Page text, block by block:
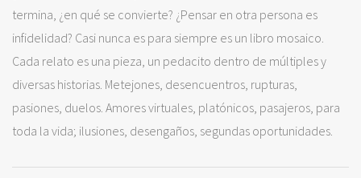
termina, ¿en qué se convierte? ¿Pensar en otra persona es
infidelidad? Casi nunca es para siempre es un libro mosaico.
Cada relato es una pieza, un pedacito dentro de múltiples y
diversas historias. Metejones, desencuentros, rupturas,
pasiones, duelos. Amores virtuales, platónicos, pasajeros, para
toda la vida; ilusiones, desengaños, segundas oportunidades.